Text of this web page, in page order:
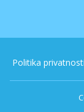
Politika privatnosti